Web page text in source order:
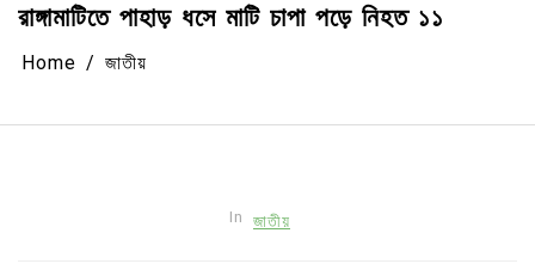
রাঙ্গামাটিতে পাহাড় ধসে মাটি চাপা পড়ে নিহত ১১
Home জাতীয়
In জাতীয়